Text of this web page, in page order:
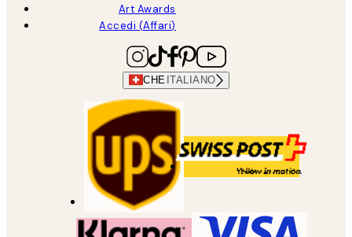
Art Awards
Accedi (Affari)
CHE ITALIANO